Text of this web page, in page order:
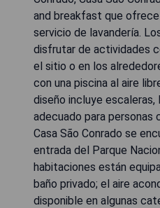
and breakfast que
servicio de lavandería.
disfrutar de actividades
el sitio o en los
con una piscina al aire
diseño incluye escaleras,
adecuado para personas
Casa São Conrado se
entrada del Parque
habitaciones están
baño privado; el aire
disponible en algunas